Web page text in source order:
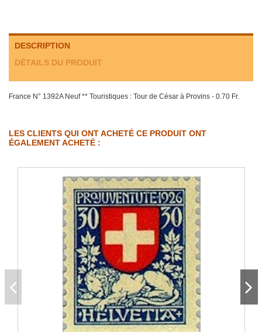
DESCRIPTION
DÉTAILS DU PRODUIT
France N° 1392A Neuf ** Touristiques : Tour de César à Provins - 0.70 Fr.
LES CLIENTS QUI ONT ACHETÉ CE PRODUIT ONT
ÉGALEMENT ACHETÉ :